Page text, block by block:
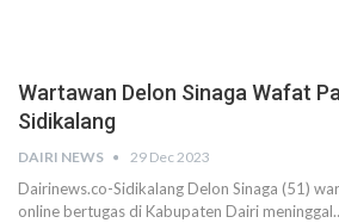
Wartawan Delon Sinaga Wafat
Sidikalang
DAIRI NEWS 29 Dec 2023
Dairinews.co-Sidikalang Delon Sinaga (51)
online bertugas di Kabupaten Dairi